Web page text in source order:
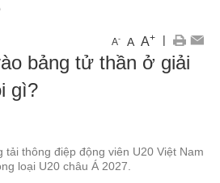
A- A A+ |
bảng tử thần ở giải
gì?
tải thông điệp động viên U20 Việt Nam
loại U20 châu Á 2027.